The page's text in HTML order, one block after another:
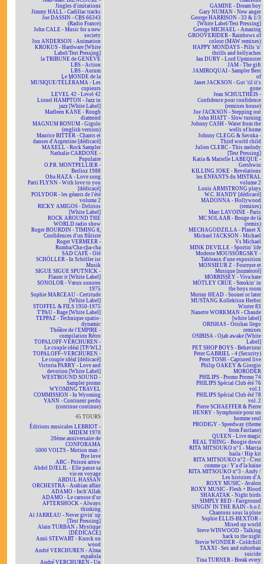
Jingles d'imitations
Jimmy HALL - Cadillac tracks
Joe DASSIN - CBS 66343
(Radio France)
John CALE - Music for a new
society
Jon ANDERSON - Animation
KROKUS - Hardware [White
Label/Test Pressing]
la TRIBUNE de GENÈVE
LBS - Action
LBS - Aurum
Le MONDE de la
MUSIQUE/TÉLÉRAMA - Les
copieurs
LEVEL 42 - Level 42
Lionel HAMPTON - Jazz in
jazz [White Label]
Madleen KANE - Rough
diamond
MAGNUM BONUM - Gigolo
(english version)
Maurice BITTER - Chants et
danses d'Argentine [dédicacé]
MAXELL - Rock Sampler
Nathalie CARDONE -
Populaire
O.P.R. MONTPELLIER -
Berlioz 1988
Ofra HAZA - Love song
Patti FLYNN - With love to you
[dédicacé]
POLYDOR - les géants de l'été
volume 2
RICKY AMIGOS - Delirios
[White Label]
ROCK AROUND THE
WORLD radio show
Roger BOURDIN - TIMING 8,
Confidences d'un flûtiste
Roger VERMEER -
Rumba/Cha-cha-cha
SAD CAFÉ - Olé
SCHÖLLER - In Schöller ist
Musik
SIGUE SIGUE SPUTNICK -
Flaunt it [White Label]
SONOLOR - Vœux sonores
1975
Sophie MARCEAU - Certitude
[White Label]
STOFFEL & FILS 1950-1975
T'PAU - Rage [White Label]
TEPPAZ - Technique spatio-
dynamic
Théâtre de l'EMPIRE -
compilation Rétro
TOPALOFF-VERCHUREN -
Le couple idéal [TP/WL]
TOPALOFF~VERCHUREN -
Le couple idéal [dédicacé]
Victoria PARRY - Love and
devotion [White Label]
WESTBOUND SOUND -
Sampler promo
WYOMING TRAVEL
COMMISSION - In Wyoming
YANN - Continent perdu
(continue continue)
45 TOURS
Éditions musicales LEBRIOT -
MIDEM 1970
20ème anniversaire de
CONFORAMA
5000 VOLTS - Motion man /
Bye love
ABC - Poison arrow
Abdel DJELIL - Elle passe sa
vie en voyage
ABDUL HASSAN
ORCHESTRA - Arabian affair
ADAMO - Inch'Allah
ADAMO - Le carosse d'or
AFTERSHOCK - Always
thinking
Al JARREAU - Never givin' up
[Test Pressing]
Alain TURBAN - Mystique
[DÉDICACÉ]
Amii STEWART - Knock on
wood
André VERCHUREN - Alma
española
André VERCHUREN - Un
GAMINE - Dream boy
Gary NUMAN - New anger
George HARRISON - 33 & 1/3
[White Label/Test Pressing]
George MICHAEL - Amazing
GROOVERIDER - Rainbows of
colour (MAW remixes)
HAPPY MONDAYS - Pills 'n'
thrills and bellyaches
Ian DURY - Lord Upminster
JAM - The gift
JAMIROQUAI - Sampler Best
of
Janet JACKSON - Got 'til it's
gone
Jean SCHULTHEIS -
Confidence pour confidence
(remixes house)
Joe JACKSON - Stepping out
John HIATT - Slow turning
Johnny CASH - Water from the
wells of home
Johnny CLEGG & Savuka -
Third world child
Julien CLERC - This melody
[Test Pressing]
Katia & Marielle LABEQUE -
Gershwin
KILLING JOKE - Revelations
les ENFANTS du MISTRAL
volume 2
Louis ARMSTRONG plays
W.C. HANDY [dédicacé]
MADONNA - Hollywood
(remixes)
Marc LAVOINE - Paris
MC SOLAAR - Bouge de là
(remix)
MECHAGODZILLA - Planet X
Michael JACKSON - Michael
Vs Michael
MINK DEVILLE - Sportin' life
Modeste MOUSSORGSKY -
Tableaux d'une exposition
MONSIEUR Z - Fourrure et
Musique [numéroté]
MORRISSEY - Viva hate
MÖTLEY CRÜE - Smokin' in
the boys room
Murray HEAD - Sooner or later
MUSTANG Kollektion Herbst
Winter 83
Nanette WORKMAN - Chaude
[white label]
ORISHAS - Orishas llego
remixes
OSIBISA - Ojah awake [White
Label]
PET SHOP BOYS - Behaviour
Peter GABRIEL - 4 (Security)
Peter TOSH - Captured live
Philip OAKEY & Giorgio
MORODER
PHILIPS - Promo Promo 74
PHILIPS Spécial Club été 76
vol.1
PHILIPS Spécial Club été 78
vol. 2
Pierre SCHAEFFER & Pierre
HENRY - Symphonie pour un
homme seul
PRODIGY - Speedway (theme
from Fastlane)
QUEEN - Live magic
REAL THING - Boogie down
RITA MITSOUKO n°1 - Marcia
baila / Hip kit
RITA MITSOUKO n°2 - C'est
comme ça / Y'a d'la haine
RITA MITSOUKO n°3 - Andy /
Les histoires d'A
ROXY MUSIC - Avalon
ROXY MUSIC - Flesh + Blood
SHAKATAK - Night birds
SIMPLY RED - Fairground
SINGIN' IN THE RAIN - b.o.f.
Chantons sous la pluie
Sophie ELLIS-BEXTOR -
Mixed up world
Steve WINWOOD - Talking
back to the night
Stevie WONDER - Coldchill
TAXXI - Sex and suburban
suicide
Tina TURNER - Break every